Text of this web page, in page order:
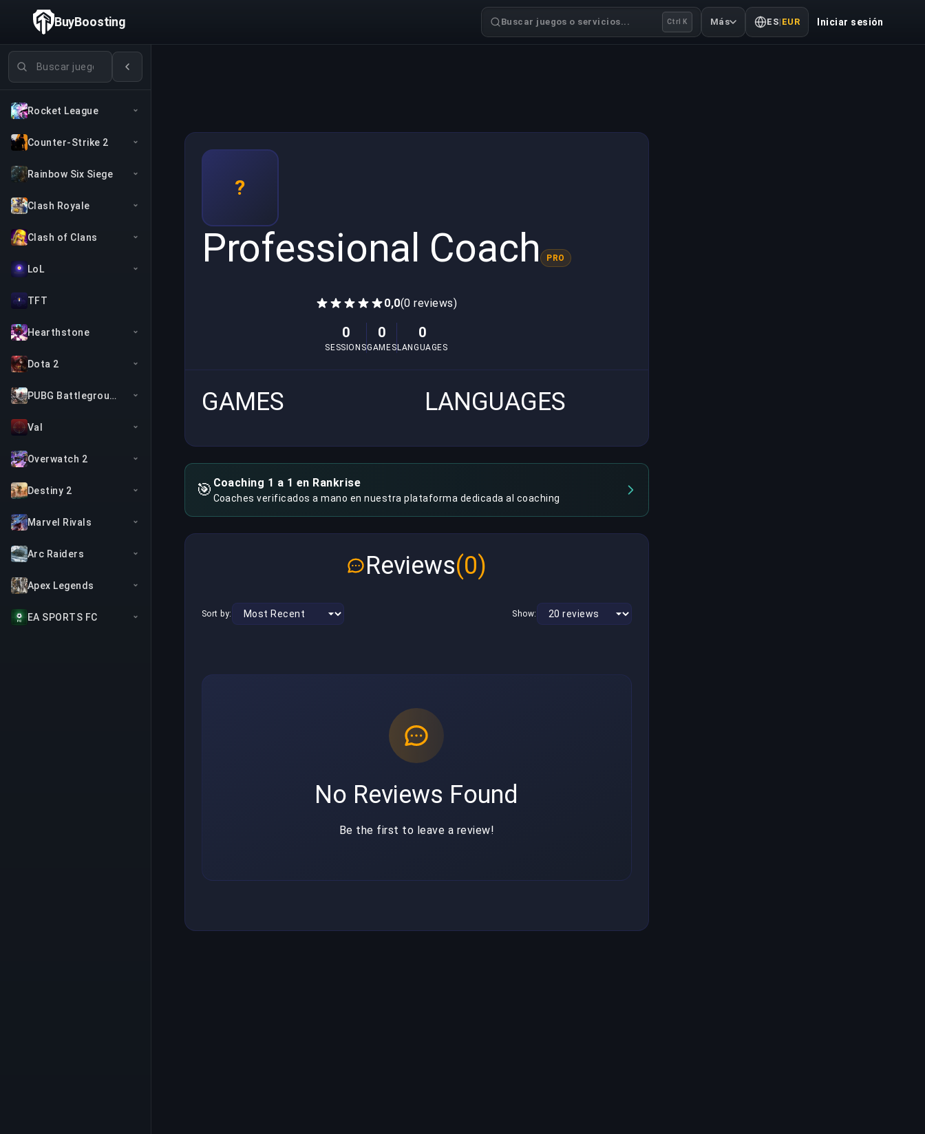
Buscar juegos
Rocket League
Counter-Strike 2
Rainbow Six Siege
Clash Royale
Clash of Clans
LoL
TFT
Hearthstone
Dota 2
PUBG Battlegrounds
Val
Overwatch 2
Destiny 2
Marvel Rivals
Arc Raiders
Apex Legends
EA SPORTS FC
BuyBoosting Buscar juegos o servicios... Ctrl K Más ES| EUR Iniciar sesión
?
Professional Coach PRO
0,0(0 reviews)
0
SESSIONS
0
GAMES
0
LANGUAGES
GAMES LANGUAGES
🎯 Coaching 1 a 1 en Rankrise
Coaches verificados a mano en nuestra plataforma dedicada al coaching
Reviews(0)
Sort by: Show:
No Reviews Found
Be the first to leave a review!